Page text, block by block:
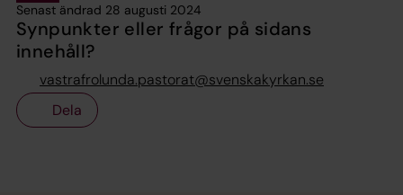
Senast ändrad 28 augusti 2024
Synpunkter eller frågor på sidans
innehåll?
vastrafrolunda.pastorat@svenskakyrkan.se
Dela